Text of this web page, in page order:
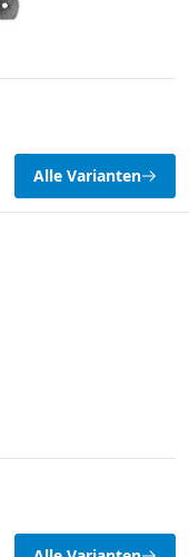
Alle Varianten